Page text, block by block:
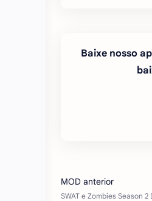
Baixe nosso